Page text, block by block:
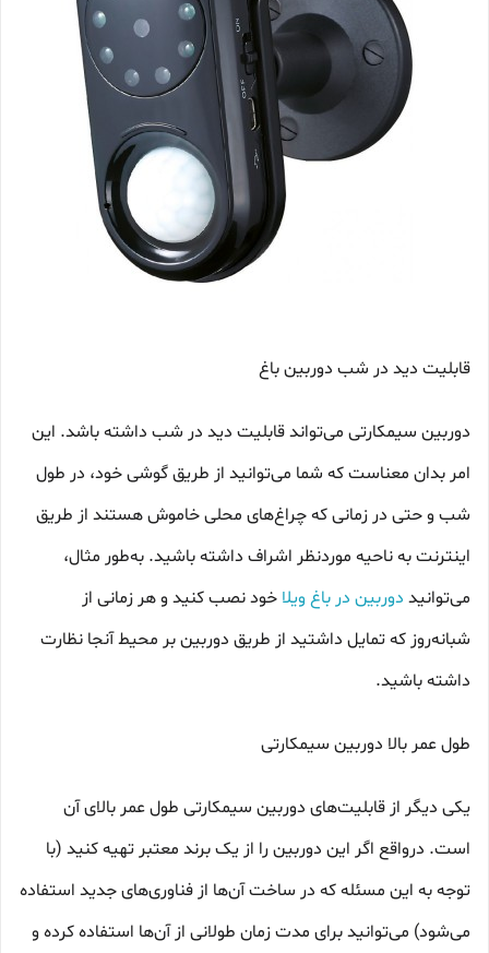
قابلیت دید در شب دوربین باغ
دوربین سیمکارتی می‌تواند قابلیت دید در شب داشته باشد. این
امر بدان معناست که شما می‌توانید از طریق گوشی خود، در طول
شب و حتی در زمانی که چراغ‌های محلی خاموش هستند از طریق
اینترنت به ناحیه موردنظر اشراف داشته باشید. به‌طور مثال،
می‌توانید دوربین در باغ ویلا خود نصب کنید و هر زمانی از
شبانه‌روز که تمایل داشتید از طریق دوربین بر محیط آنجا نظارت
داشته باشید.
طول عمر بالا دوربین سیمکارتی
یکی دیگر از قابلیت‌های دوربین سیمکارتی طول عمر بالای آن
است. درواقع اگر این دوربین را از یک برند معتبر تهیه کنید (با
توجه به این مسئله که در ساخت آن‌ها از فناوری‌های جدید استفاده
می‌شود) می‌توانید برای مدت زمان طولانی از آن‌ها استفاده کرده و